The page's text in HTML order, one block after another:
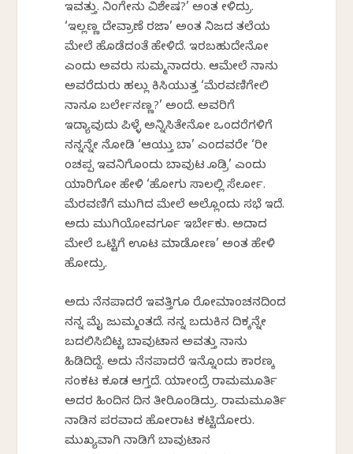
ಇವತ್ತು. ನಿಂಗೇನು ವಿಶೇಷ?’ ಅಂತ ಕೇಳಿದ್ರು.
‘ಇಲ್ಲಣ್ಣ ದೇವ್ರಾಣೆ ರಜಾ’ ಅಂತ ನಿಜದ ತಲೆಯ
ಮೇಲೆ ಹೊಡೆದಂತೆ ಹೇಳಿದೆ. ಇರಬಹುದೇನೋ
ಎಂದು ಅವರು ಸುಮ್ಮನಾದರು. ಆಮೇಲೆ ನಾನು
ಅವರೆದುರು ಹಲ್ಲು ಕಿಸಿಯುತ್ತ ‘ಮೆರವಣಿಗೇಲಿ
ನಾನೂ ಬರ್ಲೇನಣ್ಣ?’ ಅಂದೆ. ಅವರಿಗೆ
ಇದ್ಯಾವುದು ಪಿಳ್ಳೆ ಅನ್ನಿಸಿತೇನೋ ಒಂದರೆಗಳಿಗೆ
ನನ್ನನ್ನೇ ನೋಡಿ ‘ಆಯ್ತು ಬಾ’ ಎಂದವರೇ ‘ರೀ
ಕೆಂಚಪ್ಪ ಇವನಿಗೊಂದು ಬಾವುಟ ಕೊಡ್ರಿ’ ಎಂದು
ಯಾರಿಗೋ ಹೇಳಿ ‘ಹೋಗು ಸಾಲಲ್ಲಿ ಸೇರ್ಕೋ.
ಮೆರವಣಿಗೆ ಮುಗಿದ ಮೇಲೆ ಅಲ್ಲೊಂದು ಸಭೆ ಇದೆ.
ಅದು ಮುಗಿಯೋವರ್ಗೂ ಇರ್ಬೇಕು. ಅದಾದ
ಮೇಲೆ ಒಟ್ಟಿಗೆ ಊಟ ಮಾಡೋಣ’ ಅಂತ ಹೇಳಿ
ಹೋದ್ರು.
ಅದು ನೆನಪಾದರೆ ಇವತ್ತಿಗೂ ರೋಮಾಂಚನದಿಂದ
ನನ್ನ ಮೈ ಜುಮ್ಮಂತದೆ. ನನ್ನ ಬದುಕಿನ ದಿಕ್ಕನ್ನೇ
ಬದಲಿಸಿಬಿಟ್ಟ ಬಾವುಟಾನ ಅವತ್ತು ನಾನು
ಹಿಡಿದಿದ್ದೆ. ಅದು ನೆನಪಾದರೆ ಇನ್ನೊಂದು ಕಾರಣಕ್ಕೆ
ಸಂಕಟ ಕೂಡ ಆಗ್ತದೆ. ಯಾಕೇಂದ್ರೆ ರಾಮಮೂರ್ತಿ
ಅದರ ಹಿಂದಿನ ದಿನ ತೀರಿಕೊಂಡಿದ್ರು. ರಾಮಮೂರ್ತಿ
ನಾಡಿನ ಪರವಾದ ಹೋರಾಟ ಕಟ್ಟಿದೋರು.
ಮುಖ್ಯವಾಗಿ ನಾಡಿಗೆ ಬಾವುಟಾನ